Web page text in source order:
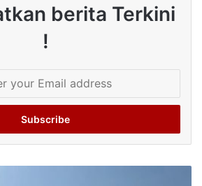
berita Terkini
!